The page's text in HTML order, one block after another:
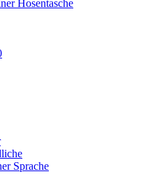
Hosentasche
Sprache